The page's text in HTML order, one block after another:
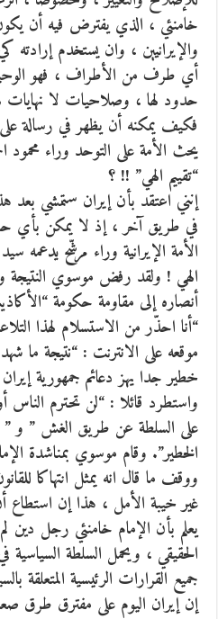
خامنئي ، الذي يفترض فيه أن
والإيرانيين ، وان يستخدم
أي طرف من الأطراف ، فهو
حدود لها ، وصلاحيات لا نهايات
فكيف يمكنه أن يظهر في رسالة
يحث الأمة على التوحد وراء محمود
“تقييم الهي” !! ؟
إنني اعتقد بأن إيران ستمشي بعد
في طريق آخر ، إذ لا يمكن بأي
الأمة الإيرانية وراء مرشّح يدعمه
الهي ! ولقد رفض موسوي النتيجة
أنصاره إلى مقاومة حكومة
“أنا احذّر من الاستسلام لهذا
موقعه على الانترنت : “نتيجة ما
خطير جدا يهز دعائم جمهورية
واستطرد قائلا : “لن تحترم الناس
على السلطة عن طريق الغش ” و ”
الخطير”. وقام موسوي بمناشدة
ووقف ما قال انه يمثل انتهاكا
غير خيبة الأمل ، هذا إن استطاع
يعلم بأن الإمام خامنئي رجل
الحقيقي ، ويحمل السلطة السياسية
جميع القرارات الرئيسية المتعلقة
إن إيران اليوم على مفترق طرق